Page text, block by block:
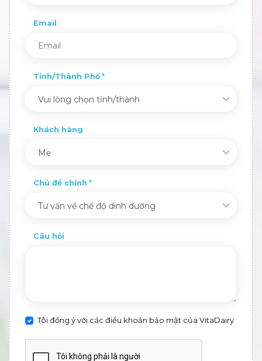
Email
Tỉnh/Thành Phố
Vui lòng chọn tỉnh/thành
Khách hàng
Mẹ
Chủ đề chính
Tư vấn về chế độ dinh dưỡng
Câu hỏi
Tôi đồng ý với các điều khoản bảo mật của VitaDairy